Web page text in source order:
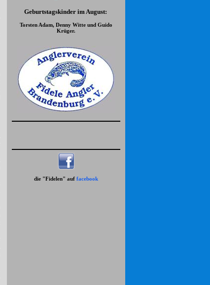
Geburtstagskinder im August:
Torsten Adam, Denny Witte und Guido
Krüger.
die "Fidelen" auf facebook